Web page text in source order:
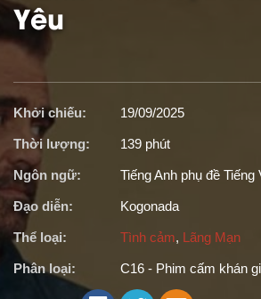
Yêu
Khởi chiếu: 19/09/2025
Thời lượng: 139 phút
Ngôn ngữ: Tiếng Anh phụ đề Tiếng
Đạo diễn: Kogonada
Thể loại: Tình cảm, Lãng Mạn
Phân loại: C16 - Phim cấm khán